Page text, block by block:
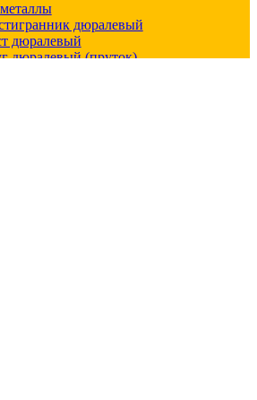
дюралевый
дюралевый
дюралевый (пруток)